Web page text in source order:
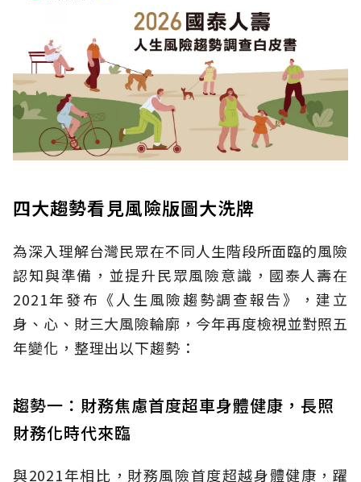
四大趨勢看見風險版圖大洗牌
為深入理解台灣民眾在不同人生階段所面臨的風險
認知與準備，並提升民眾風險意識，國泰人壽在
2021年發布《人生風險趨勢調查報告》，建立
身、心、財三大風險輪廓，今年再度檢視並對照五
年變化，整理出以下趨勢：
趨勢一：財務焦慮首度超車身體健康，長照
財務化時代來臨
與2021年相比，財務風險首度超越身體健康，躍